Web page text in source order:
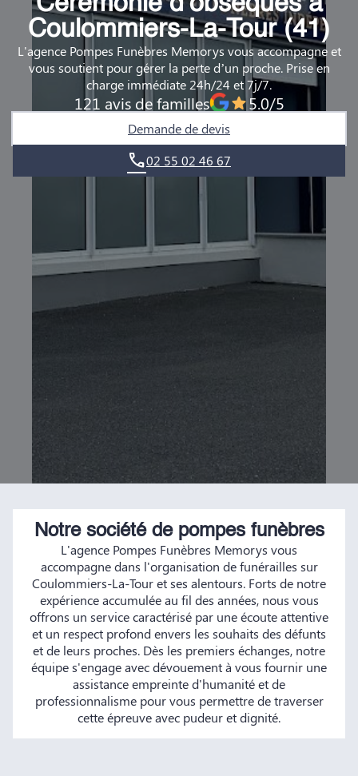
DEMANDE DE RENDEZ-VOUS EN AGENCE
QUI SOMMES-NOUS ?
NOUS REJOINDRE
Coulommiers-La-Tour (41)
L'agence Pompes Funèbres Memorys vous accompagne et
vous soutient pour gérer la perte d’un proche. Prise en
charge immédiate 24h/24 et 7j/7.
121 avis de familles 5.0/5
Demande de devis
02 55 02 46 67
Notre société de pompes funèbres
L'agence Pompes Funèbres Memorys vous
accompagne dans l'organisation de funérailles sur
Coulommiers-La-Tour et ses alentours. Forts de notre
expérience accumulée au fil des années, nous vous
offrons un service caractérisé par une écoute attentive
et un respect profond envers les souhaits des défunts
et de leurs proches. Dès les premiers échanges, notre
équipe s'engage avec dévouement à vous fournir une
assistance empreinte d'humanité et de
professionnalisme pour vous permettre de traverser
cette épreuve avec pudeur et dignité.